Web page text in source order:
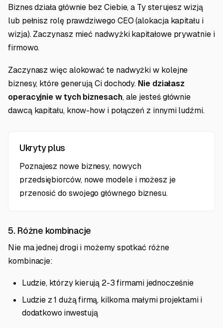
Biznes działa głównie bez Ciebie, a Ty sterujesz wizją
lub pełnisz rolę prawdziwego CEO (alokacja kapitału i
wizja). Zaczynasz mieć nadwyżki kapitałowe prywatnie i
firmowo.
Zaczynasz więc alokować te nadwyżki w kolejne
biznesy, które generują Ci dochody. Nie działasz
operacyjnie w tych biznesach, ale jesteś głównie
dawcą kapitału, know-how i połączeń z innymi ludźmi.
Ukryty plus
Poznajesz nowe biznesy, nowych
przedsiębiorców, nowe modele i możesz je
przenosić do swojego głównego biznesu.
5. Różne kombinacje
Nie ma jednej drogi i możemy spotkać różne
kombinacje:
Ludzie, którzy kierują 2-3 firmami jednocześnie
Ludzie z 1 dużą firmą, kilkoma małymi projektami i
dodatkowo inwestują